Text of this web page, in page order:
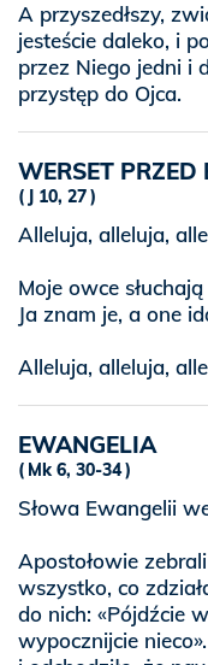
A przyszedłszy,
jesteście daleko, i
przez Niego jedni i
przystęp do Ojca.
WERSET
J 10, 27
Alleluja, alleluja,
Moje owce
Ja znam je, a one
Alleluja, alleluja,
EWANGELIA
Mk 6, 30-34
Słowa Ewangelii
Apostołowie
wszystko, co
do nich: «Pójdźcie
wypocznijcie